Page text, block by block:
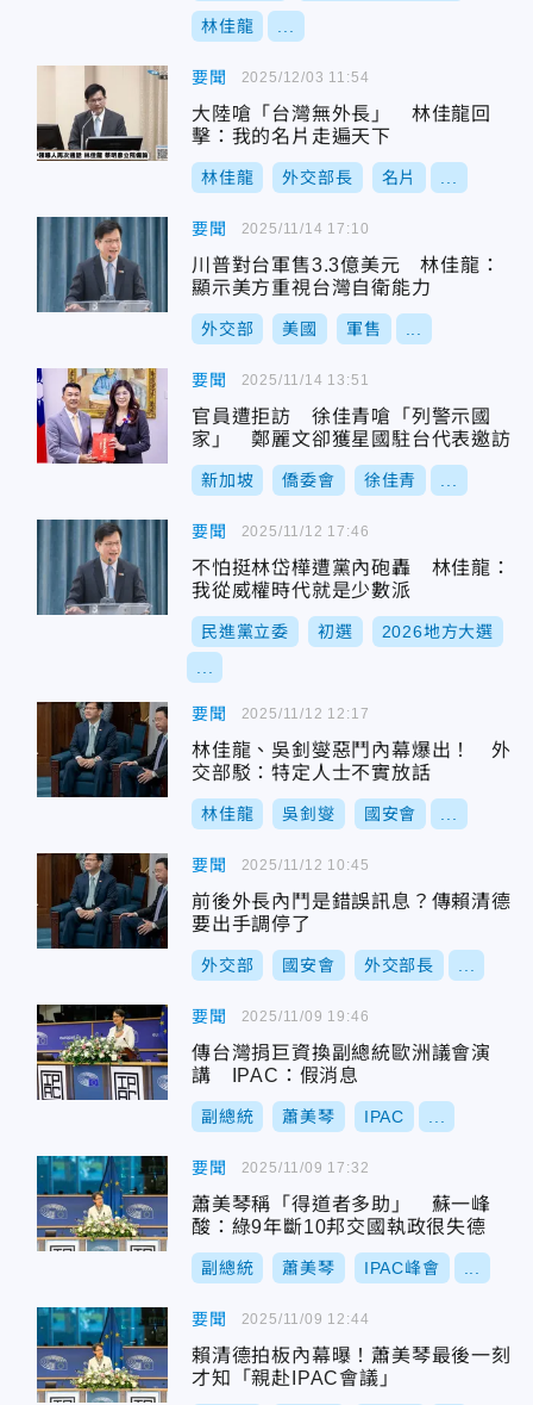
林佳龍
要聞
大陸嗆「台灣無外長」 林佳龍回
擊：我的名片走遍天下
林佳龍 外交部長 名片
2025/12/03 11:54
要聞
川普對台軍售3.3億美元 林佳龍：
顯示美方重視台灣自衛能力
外交部 美國 軍售
2025/11/14 17:10
要聞
官員遭拒訪 徐佳青嗆「列警示國
家」 鄭麗文卻獲星國駐台代表邀訪
新加坡 僑委會 徐佳青
2025/11/14 13:51
要聞
不怕挺林岱樺遭黨內砲轟 林佳龍：
我從威權時代就是少數派
民進黨立委 初選 2026地方大選
2025/11/12 17:46
要聞
林佳龍、吳釗燮惡鬥內幕爆出！ 外
交部駁：特定人士不實放話
林佳龍 吳釗燮 國安會
2025/11/12 12:17
要聞
前後外長內鬥是錯誤訊息？傳賴清德
要出手調停了
外交部 國安會 外交部長
2025/11/12 10:45
要聞
傳台灣捐巨資換副總統歐洲議會演
講 IPAC：假消息
副總統 蕭美琴 IPAC
2025/11/09 19:46
要聞
蕭美琴稱「得道者多助」 蘇一峰
酸：綠9年斷10邦交國執政很失德
副總統 蕭美琴 IPAC峰會
2025/11/09 17:32
要聞
賴清德拍板內幕曝！蕭美琴最後一刻
才知「親赴IPAC會議」
2025/11/09 12:44